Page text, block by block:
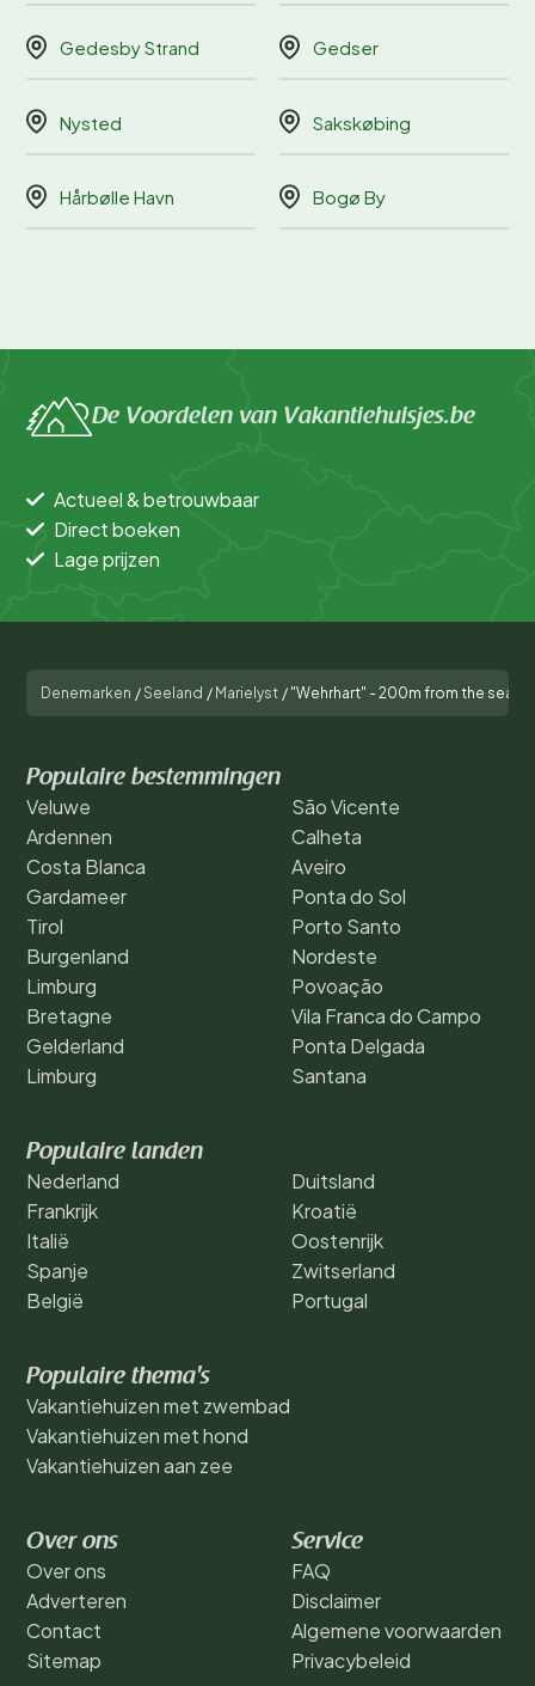
Gedesby Strand Gedser
Nysted Sakskøbing
Hårbølle Havn Bogø By
De Voordelen van Vakantiehuisjes.be
Actueel & betrouwbaar
Direct boeken
Lage prijzen
Denemarken /Seeland / Marielyst / "Wehrhart" - 200m from the sea
Populaire bestemmingen
Veluwe
Ardennen
Costa Blanca
Gardameer
Tirol
Burgenland
Limburg
Bretagne
Gelderland
Limburg
São Vicente
Calheta
Aveiro
Ponta do Sol
Porto Santo
Nordeste
Povoação
Vila Franca do Campo
Ponta Delgada
Santana
Populaire landen
Nederland
Frankrijk
Italië
Spanje
België
Duitsland
Kroatië
Oostenrijk
Zwitserland
Portugal
Populaire thema's
Vakantiehuizen met zwembad
Vakantiehuizen met hond
Vakantiehuizen aan zee
Over ons
Over ons
Adverteren
Contact
Sitemap
Service
FAQ
Disclaimer
Algemene voorwaarden
Privacybeleid